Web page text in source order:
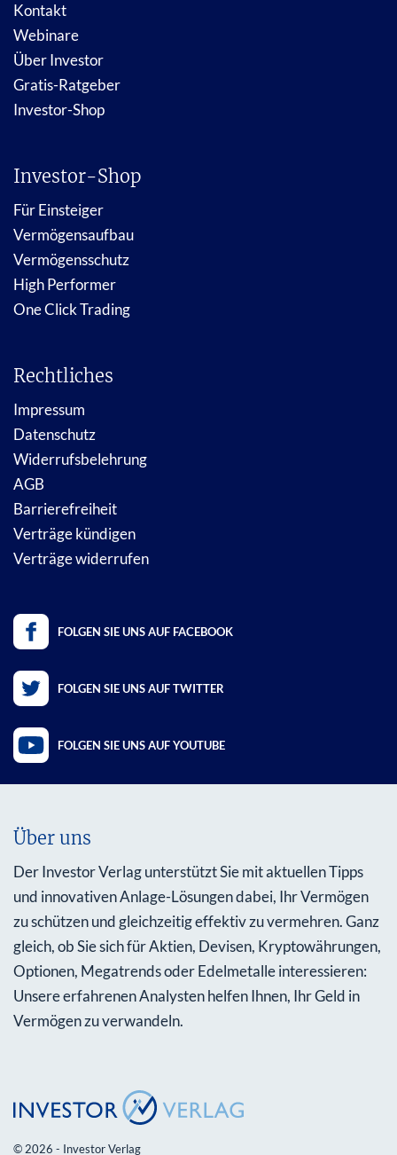
Kontakt
Webinare
Über Investor
Gratis-Ratgeber
Investor-Shop
Investor-Shop
Für Einsteiger
Vermögensaufbau
Vermögensschutz
High Performer
One Click Trading
Rechtliches
Impressum
Datenschutz
Widerrufsbelehrung
AGB
Barrierefreiheit
Verträge kündigen
Verträge widerrufen
FOLGEN SIE UNS AUF FACEBOOK
FOLGEN SIE UNS AUF TWITTER
FOLGEN SIE UNS AUF YOUTUBE
Über uns
Der Investor Verlag unterstützt Sie mit aktuellen Tipps
und innovativen Anlage-Lösungen dabei, Ihr Vermögen
zu schützen und gleichzeitig effektiv zu vermehren. Ganz
gleich, ob Sie sich für Aktien, Devisen, Kryptowährungen,
Optionen, Megatrends oder Edelmetalle interessieren:
Unsere erfahrenen Analysten helfen Ihnen, Ihr Geld in
Vermögen zu verwandeln.
© 2026 - Investor Verlag